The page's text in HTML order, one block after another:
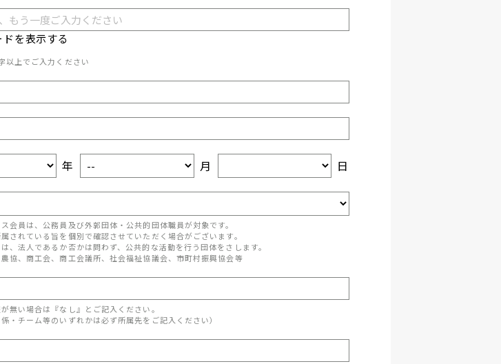
を表示する
以上でご入力ください
年 月 日
会員は、公務員及び外郭団体・公共的団体職員が対象です。
されている旨を個別で確認させていただく場合がございます。
、法人であるか否かは問わず、公共的な活動を行う団体をさします。
協、商工会、商工会議所、社会福祉協議会、市町村振興協会等
無い場合は『なし』とご記入ください。
係・チーム等のいずれかは必ず所属先をご記入ください）